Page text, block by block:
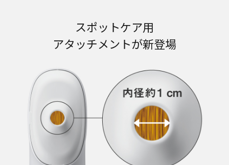
スポットケア用
アタッチメントが新登場